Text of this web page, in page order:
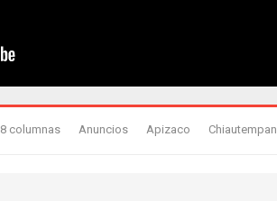
8 columnas Anuncios Apizaco Chiautempan